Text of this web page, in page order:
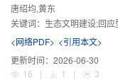
唐绍均,黄东
关键词： 生态文明建设;回
<网络PDF> <引用本文>
更新时间： 2026-06-30
16
| 1 | 3